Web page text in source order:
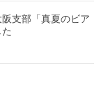
支部「真夏のビア